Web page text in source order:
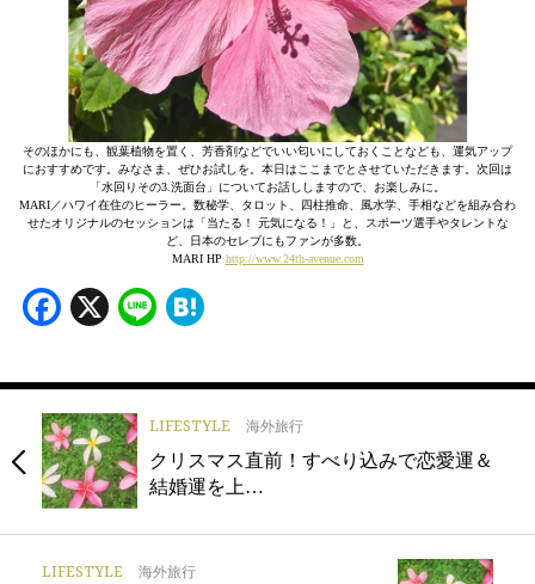
そのほかにも、観葉植物を置く、芳香剤などでいい匂いにしておくことなども、運気アップ
におすすめです。みなさま、ぜひお試しを。本日はここまでとさせていただきます。次回は
「水回りその3.洗面台」についてお話ししますので、お楽しみに。
MARI／ハワイ在住のヒーラー。数秘学、タロット、四柱推命、風水学、手相などを組み合わ
せたオリジナルのセッションは「当たる！ 元気になる！」と、スポーツ選手やタレントな
ど、日本のセレブにもファンが多数。
MARI HP http://www.24th-avenue.com
Facebook
X Line
LIFESTYLE 海外旅行
クリスマス直前！すべり込みで恋愛運＆
結婚運を上…
LIFESTYLE 海外旅行